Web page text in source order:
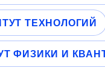
ТЕХНОЛОГИЙ
ФИЗИКИ И